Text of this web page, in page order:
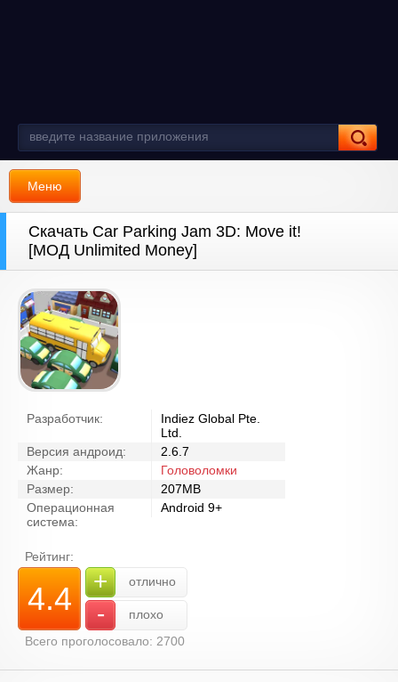
Меню
Скачать Car Parking Jam 3D: Move it!
[МОД Unlimited Money]
Разработчик:
Indiez Global Pte.
Ltd.
Версия андроид:
2.6.7
Жанр:
Головоломки
Размер:
207MB
Операционная
система:
Android 9+
Рейтинг:
4.4 + отлично
-
плохо
Всего проголосовало: 2700